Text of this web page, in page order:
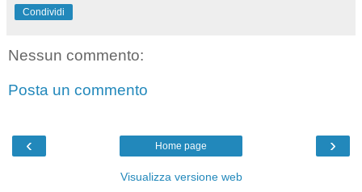
Condividi
Nessun commento:
Posta un commento
‹ ›
Home page
Visualizza versione web